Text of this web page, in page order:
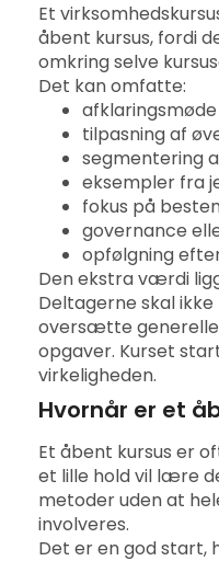
Et
åbent kursus, fordi
omkring selve
Det kan omfatte:
afklaringsmøde
tilpasning af
segmentering
eksempler fra
fokus på
governance
opfølgning
Den ekstra værdi
Deltagerne skal
oversætte generelle
opgaver. Kurset
virkeligheden.
Hvornår er et
Et åbent kursus er
et lille hold vil lære
metoder uden at
involveres.
Det er en god start,